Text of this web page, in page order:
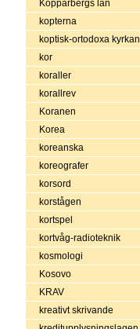
Kopparbergs län
kopterna
koptisk-ortodoxa kyrkan
kor
koraller
korallrev
Koranen
Korea
koreanska
koreografer
korsord
korstågen
kortspel
kortvåg-radioteknik
kosmologi
Kosovo
KRAV
kreativt skrivande